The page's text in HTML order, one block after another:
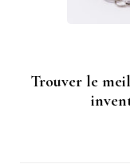
Trouver le